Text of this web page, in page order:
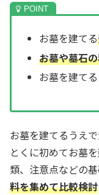
お墓を建てる
お墓や墓石
お墓を建て
お墓を建てるうえで
とくに初めてお墓
類、注意点などの
料を集めて比較検討